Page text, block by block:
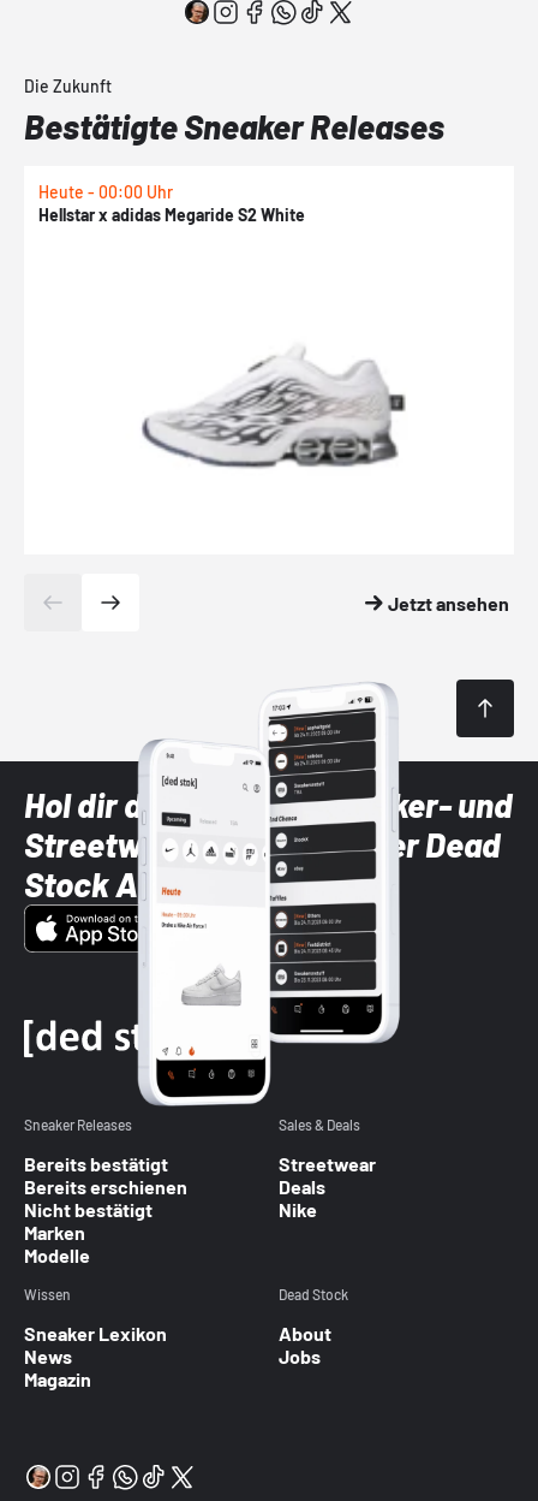
Die Zukunft
Bestätigte Sneaker Releases
Heute - 00:00 Uhr
Hellstar x adidas Megaride S2 White
Jetzt ansehen
Hol dir die neuesten Sneaker- und
Streetwear-Brands mit der Dead
Stock App
Sneaker Releases
Bereits bestätigt
Bereits erschienen
Nicht bestätigt
Marken
Modelle
Sales & Deals
Streetwear
Deals
Nike
Wissen
Sneaker Lexikon
News
Magazin
Dead Stock
About
Jobs